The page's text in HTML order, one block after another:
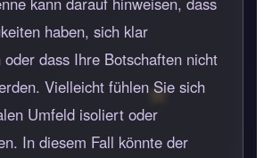
haben, sich klar
oder dass Ihre Botschaften nicht
Vielleicht fühlen Sie sich
Umfeld isoliert oder
In diesem Fall könnte der